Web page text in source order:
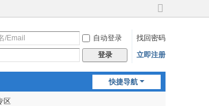
切
到
宽
自动登录
找回密码
登录 立即注册
快捷导航
区